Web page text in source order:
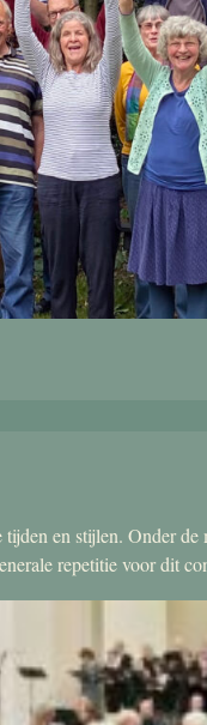
en stijlen. Onder
repetitie voor dit